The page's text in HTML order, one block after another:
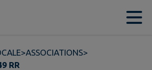
>ASSOCIATIONS>
RR